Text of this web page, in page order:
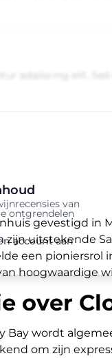
adipiscing elit.
van
ontgrendelen
account aan
gevestigd in
uitstekende
een pioniersrol
hoogwaardige
over
Bay wordt
om zijn